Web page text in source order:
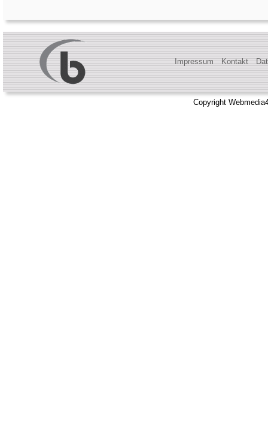
Impressum Kontakt
Copyright